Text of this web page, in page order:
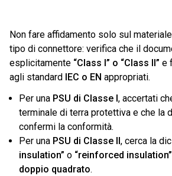
Non fare affidamento solo sul
tipo di connettore: verifica che il
esplicitamente “Class I” o “Class II” e
agli standard
IEC o EN appropriati.
Per una PSU di Classe I , accertati
terminale di terra protettiva e che la
confermi la conformità.
Per una PSU di Classe II , cerca la
insulation” o “reinforced insulation”
doppio quadrato.